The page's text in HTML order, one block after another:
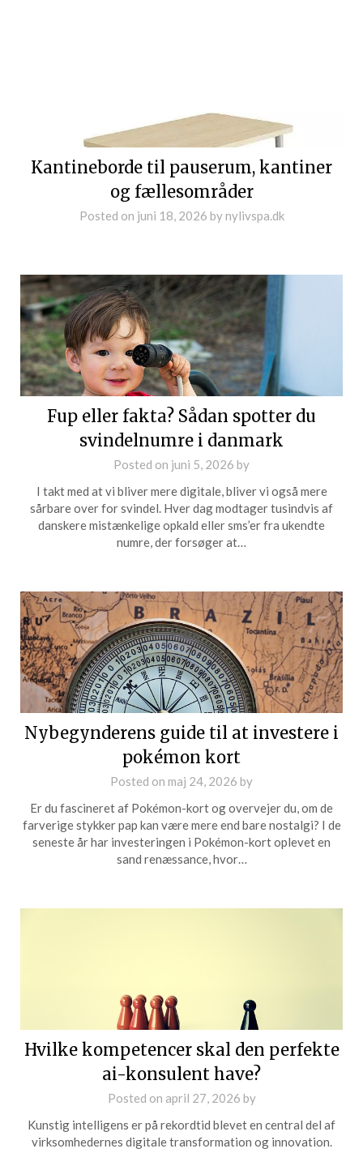
Kantineborde til pauserum, kantiner
og fællesområder
Posted on juni 18, 2026 bynylivspa.dk
Fup eller fakta? Sådan spotter du
svindelnumre i danmark
Posted on juni 5, 2026 by
I takt med at vi bliver mere digitale, bliver vi også mere
sårbare over for svindel. Hver dag modtager tusindvis af
danskere mistænkelige opkald eller sms’er fra ukendte
numre, der forsøger at…
Nybegynderens guide til at investere i
pokémon kort
Posted on maj 24, 2026 by
Er du fascineret af Pokémon-kort og overvejer du, om de
farverige stykker pap kan være mere end bare nostalgi? I de
seneste år har investeringen i Pokémon-kort oplevet en
sand renæssance, hvor…
Hvilke kompetencer skal den perfekte
ai-konsulent have?
Posted on april 27, 2026 by
Kunstig intelligens er på rekordtid blevet en central del af
virksomhedernes digitale transformation og innovation.